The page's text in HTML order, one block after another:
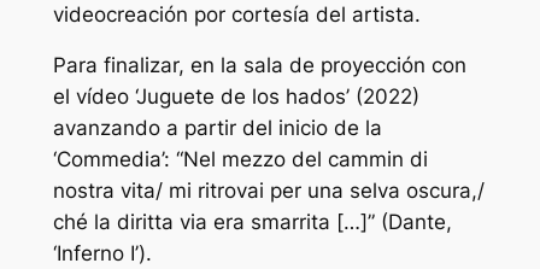
videocreación por cortesía del artista.
Para finalizar, en la sala de proyección con
el vídeo ‘Juguete de los hados’ (2022)
avanzando a partir del inicio de la
‘Commedia’: “Nel mezzo del cammin di
nostra vita/ mi ritrovai per una selva oscura,/
ché la diritta via era smarrita […]” (Dante,
‘Inferno I’).